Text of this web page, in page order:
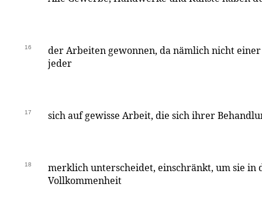
16
der Arbeiten gewonnen, da nämlich nicht
jeder
17 sich auf gewisse Arbeit, die sich ihrer
18
merklich unterscheidet, einschränkt, um sie in
Vollkommenheit